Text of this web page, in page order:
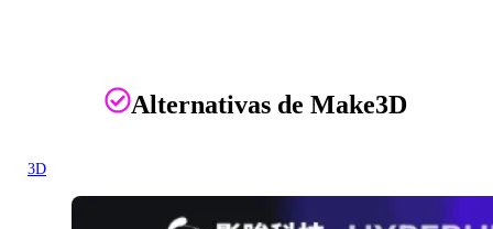
Alternativas de Make3D
3D